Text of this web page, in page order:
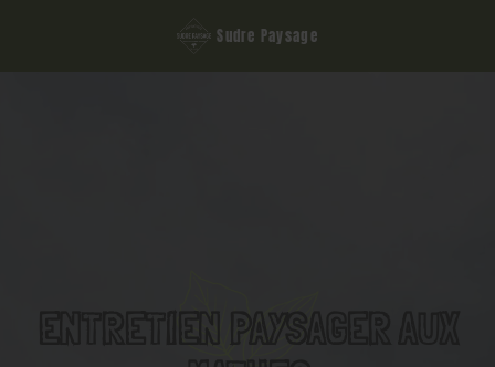
ENTRETIEN PAYSAGER AUX
Sudre Paysage